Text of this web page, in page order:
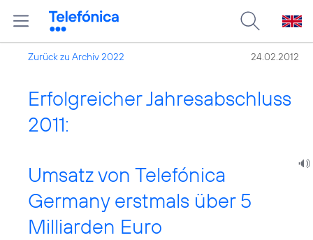
Zurück zu Archiv 2022 24.02.2012
Erfolgreicher Jahresabschluss
2011:
Umsatz von Telefónica
Germany erstmals über 5
Milliarden Euro